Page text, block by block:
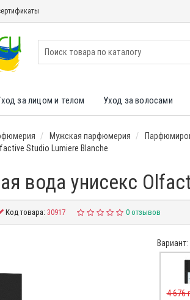
за лицом и телом Уход за волосами
Мужская парфюмерия
Studio Lumiere Blanche
вода унисекс
Код товара:30917 0 отзывов
Вариант:
4 676